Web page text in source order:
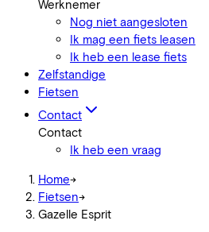
Werknemer
Nog niet aangesloten
Ik mag een fiets leasen
Ik heb een lease fiets
Zelfstandige
Fietsen
Contact
Contact
Ik heb een vraag
Home->
Fietsen->
Gazelle Esprit